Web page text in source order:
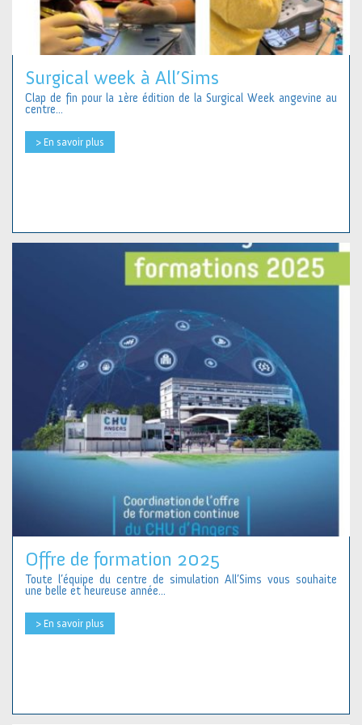
Surgical week à All’Sims
Clap de fin pour la 1ère édition de la Surgical Week angevine au
centre...
> En savoir plus
Offre de formation 2025
Toute l’équipe du centre de simulation All’Sims vous souhaite
une belle et heureuse année...
> En savoir plus